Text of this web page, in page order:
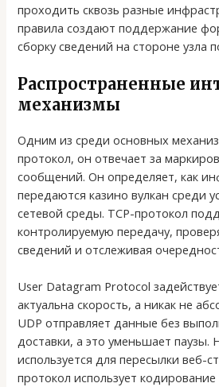
проходить сквозь разные
правила создают поддержание
сборку сведений на стороне узла
Распространенные
механизмы
Одним из среди основных
протокол, он отвечает за
сообщений. Он определяет, как
передаются казино вулкан среди
сетевой среды. TCP-протокол
контролируемую передачу,
сведений и отслеживая
User Datagram Protocol
актуальна скорость, а никак не
UDP отправляет данные без
доставки, а это уменьшает паузы.
используется для пересылки веб-
протокол использует